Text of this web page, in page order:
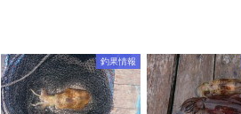
釣果情報